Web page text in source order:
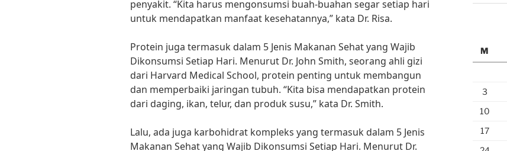
penyakit. “Kita harus mengonsumsi buah-buahan segar setiap hari
untuk mendapatkan manfaat kesehatannya,” kata Dr. Risa.
Protein juga termasuk dalam 5 Jenis Makanan Sehat yang Wajib
Dikonsumsi Setiap Hari. Menurut Dr. John Smith, seorang ahli gizi
dari Harvard Medical School, protein penting untuk membangun
dan memperbaiki jaringan tubuh. “Kita bisa mendapatkan protein
dari daging, ikan, telur, dan produk susu,” kata Dr. Smith.
Lalu, ada juga karbohidrat kompleks yang termasuk dalam 5 Jenis
Makanan Sehat yang Wajib Dikonsumsi Setiap Hari. Menurut Dr.
M
3
10
17